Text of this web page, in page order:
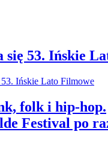
się 53. Ińskie
folk i hip-hop.
Festival po